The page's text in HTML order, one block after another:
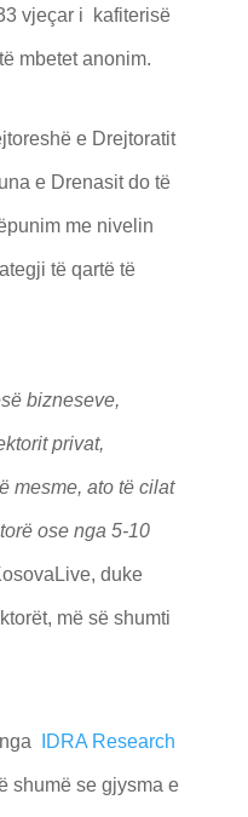
vjeçar i kafiterisë
mbetet anonim.
e Drejtoratit
e Drenasit do të
me nivelin
të qartë të
bizneseve,
privat,
mesme, ato të cilat
ose nga 5-10
duke
më së shumti
IDRA Research
shumë se gjysma e